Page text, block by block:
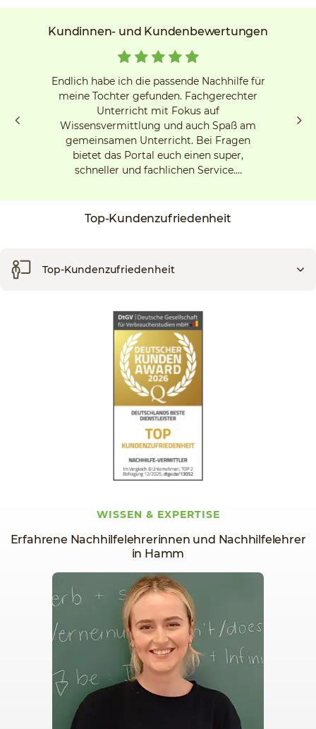
Kundinnen- und Kundenbewertungen
Endlich habe ich die passende Nachhilfe für
meine Tochter gefunden. Fachgerechter
Unterricht mit Fokus auf
Wissensvermittlung und auch Spaß am
gemeinsamen Unterricht. Bei Fragen
bietet das Portal euch einen super,
schneller und fachlichen Service.…
Top-Kundenzufriedenheit
Top-Kundenzufriedenheit
WISSEN & EXPERTISE
Erfahrene Nachhilfelehrerinnen und Nachhilfelehrer
in Hamm